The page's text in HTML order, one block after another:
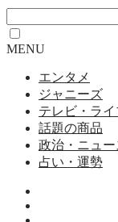
MENU
エンタメ
ジャニーズ
テレビ・ライ
話題の商品
政治・ニュー
占い・運勢